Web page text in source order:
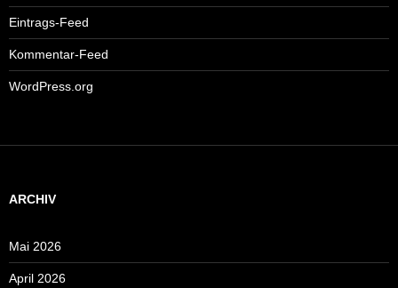
Eintrags-Feed
Kommentar-Feed
WordPress.org
ARCHIV
Mai 2026
April 2026